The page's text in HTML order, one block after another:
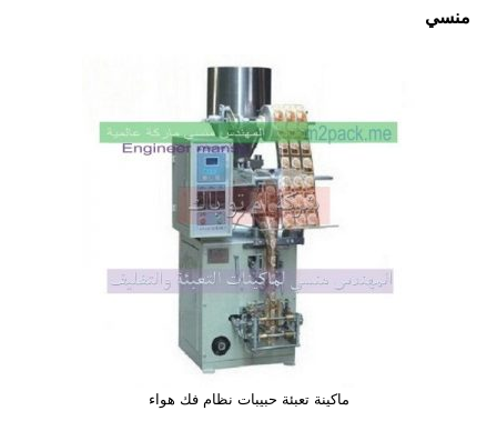
منسي
ماكينة تعبئة حبيبات نظام فك هواء